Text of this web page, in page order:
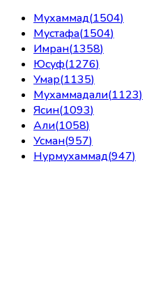
Мухаммад(1504)
Мустафа(1504)
Имран(1358)
Юсуф(1276)
Умар(1135)
Мухаммадали(1123)
Ясин(1093)
Али(1058)
Усман(957)
Нурмухаммад(947)